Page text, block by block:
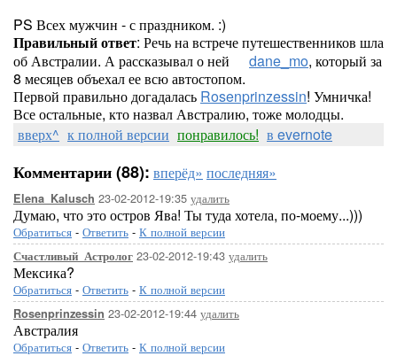
PS Всех мужчин - с праздником. :)
Правильный ответ: Речь на встрече путешественников шла
об Австралии. А рассказывал о ней
dane_mo, который за
8 месяцев объехал ее всю автостопом.
Первой правильно догадалась Rosenprinzessin! Умничка!
Все остальные, кто назвал Австралию, тоже молодцы.
вверх^ к полной версии понравилось! в evernote
Комментарии (88): вперёд» последняя»
Elena_Kalusch 23-02-2012-19:35 удалить
Думаю, что это остров Ява! Ты туда хотела, по-моему...)))
Обратиться - Ответить - К полной версии
Счастливый_Астролог 23-02-2012-19:43 удалить
Мексика?
Обратиться - Ответить - К полной версии
Rosenprinzessin 23-02-2012-19:44 удалить
Австралия
Обратиться - Ответить - К полной версии